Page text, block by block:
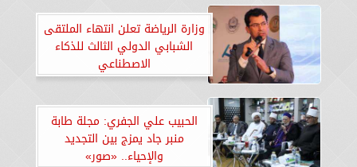
وزارة الرياضة تعلن انتهاء الملتقى
الشبابي الدولي الثالث للذكاء
الاصطناعي
الحبيب علي الجفري: مجلة طابة
منبر جاد يمزج بين التجديد
والإحياء.. «صور»